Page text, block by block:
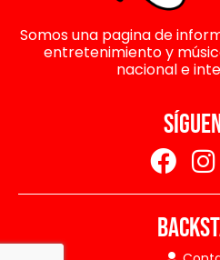
Somos una pagina de
entretenimiento y
nacional e